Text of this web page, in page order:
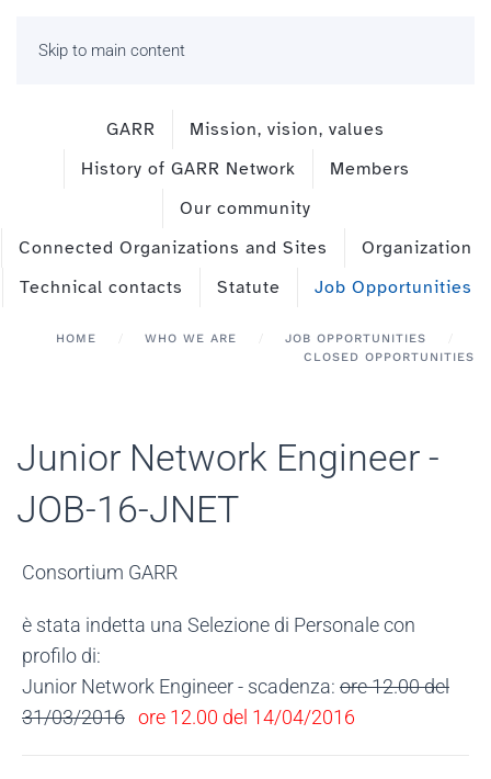
Skip to main content
GARR
Mission, vision, values
History of GARR Network
Members
Our community
Connected Organizations and Sites
Organization
Technical contacts
Statute Job Opportunities
HOME WHO WE ARE
JOB OPPORTUNITIES
CLOSED OPPORTUNITIES
Junior Network Engineer -
JOB-16-JNET
Consortium GARR
è stata indetta una Selezione di Personale con
profilo di:
Junior Network Engineer - scadenza: ore 12.00 del
31/03/2016 ore 12.00 del 14/04/2016